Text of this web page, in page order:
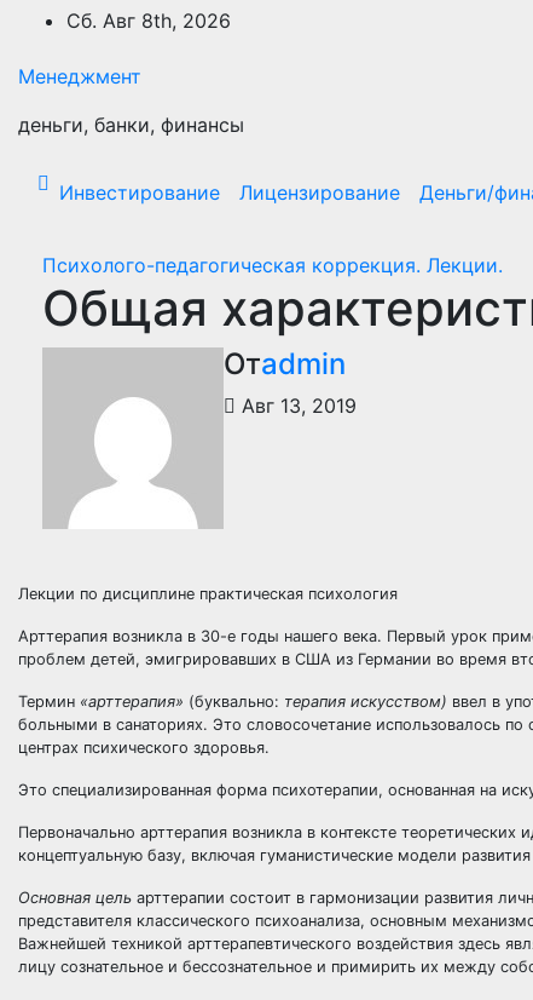
Перейти
содержимому
Сб. Авг 8th, 2026
Менеджмент
деньги, банки, финансы
Инвестирование Лицензирование Деньги/
Психолого-педагогическая коррекция. Лекции.
Общая
Отadmin
Авг 13, 2019
Лекции по дисциплине практическая психология
Арттерапия возникла в 30-е годы нашего века. Первый урок
проблем детей, эмигрировавших в США из Германии во время
Термин «арттерапия» (буквально: терапия искусством) ввел в
больными в санаториях. Это словосочетание использовалось
центрах психического здоровья.
Это специализированная форма психотерапии, основанная на
Первоначально арттерапия возникла в контексте
концептуальную базу, включая гуманистические модели
Основная цель арттерапии состоит в гармонизации развития
представителя классического психоанализа, основным
Важнейшей техникой арттерапевтического воздействия здесь
лицу сознательное и бессознательное и примирить их между